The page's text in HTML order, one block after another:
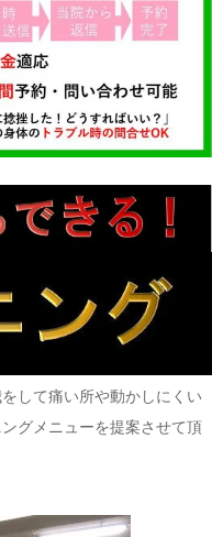
して痛い所や動かしにくい
グメニューを提案させて頂